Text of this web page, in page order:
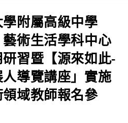
附屬高級中學
藝術生活學科中心
習暨【源來如此-
導覽講座」實施
域教師報名參